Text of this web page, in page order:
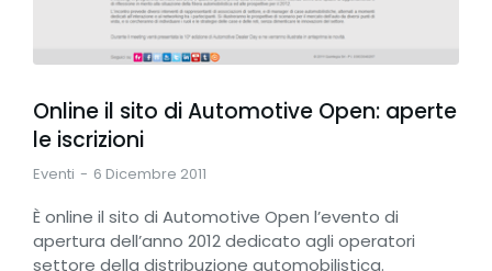
Online il sito di Automotive Open: aperte
le iscrizioni
Eventi 6 Dicembre 2011
È online il sito di Automotive Open l’evento di
apertura dell’anno 2012 dedicato agli operatori
settore della distribuzione automobilistica.